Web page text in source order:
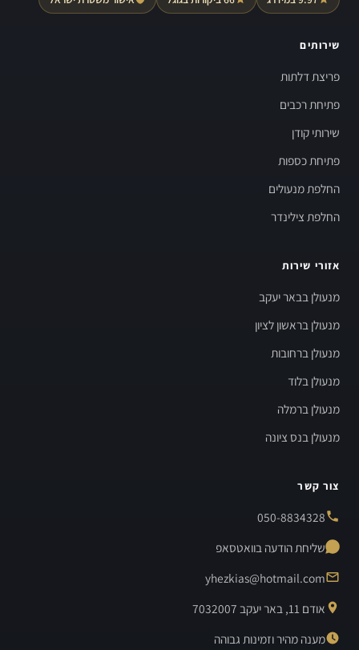
שירותים
פריצת דלתות
פתיחת רכבים
שירותי קודן
פתיחת כספות
החלפת מנעולים
החלפת צילינדר
אזורי שירות
מנעולן בבאר יעקב
מנעולן בראשון לציון
מנעולן ברחובות
מנעולן בלוד
מנעולן ברמלה
מנעולן בנס ציונה
צור קשר
050-8834328
שליחת הודעה בוואטסאפ
yhezkias@hotmail.com
אודם 11, באר יעקב 7032007
מענה מהיר וזמינות גבוהה